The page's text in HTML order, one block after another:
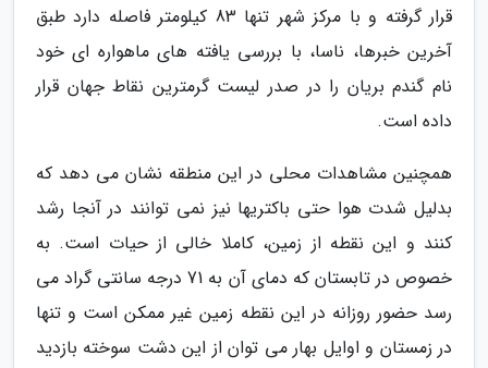
قرار گرفته و با مرکز شهر تنها 83 کیلومتر فاصله دارد طبق
آخرین خبرها، ناسا، با بررسی یافته های ماهواره ای خود
نام گندم بریان را در صدر لیست گرمترین نقاط جهان قرار
داده است.
همچنین مشاهدات محلی در این منطقه نشان می دهد که
بدلیل شدت هوا حتی باکتریها نیز نمی توانند در آنجا رشد
کنند و این نقطه از زمین، کاملا خالی از حیات است. به
خصوص در تابستان که دمای آن به 71 درجه سانتی گراد می
رسد حضور روزانه در این نقطه زمین غیر ممکن است و تنها
در زمستان و اوایل بهار می توان از این دشت سوخته بازدید